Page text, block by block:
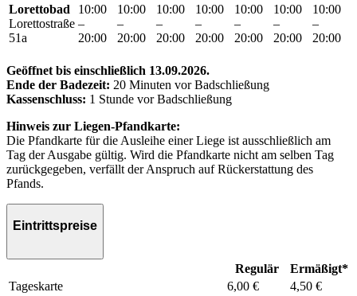
Lorettobad
Lorettostraße
51a
10:00
–
20:00
10:00
–
20:00
10:00
–
20:00
10:00
–
20:00
10:00
–
20:00
10:00
–
20:00
10:00
–
20:00
Geöffnet bis einschließlich 13.09.2026.
Ende der Badezeit: 20 Minuten vor Badschließung
Kassenschluss: 1 Stunde vor Badschließung
Hinweis zur Liegen-Pfandkarte:
Die Pfandkarte für die Ausleihe einer Liege ist ausschließlich am
Tag der Ausgabe gültig. Wird die Pfandkarte nicht am selben Tag
zurückgegeben, verfällt der Anspruch auf Rückerstattung des
Pfands.
Eintrittspreise
Regulär
Ermäßigt*
Tageskarte
6,00 €
4,50 €